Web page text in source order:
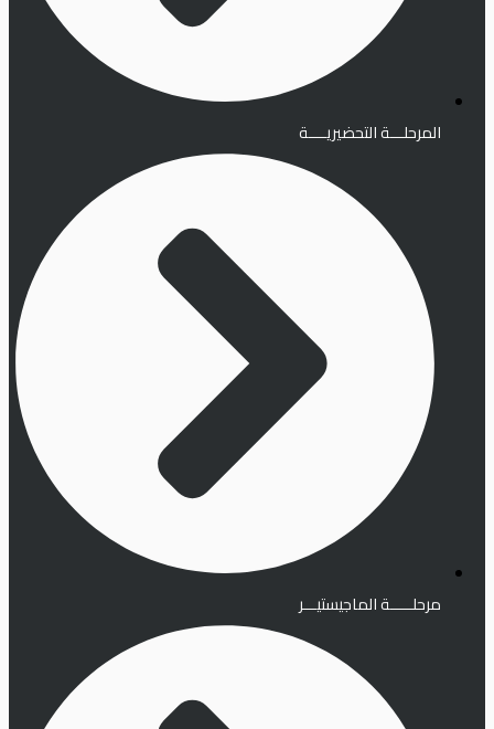
المرحلـــة التحضيريــــة
مرحلـــــة الماجيستيـــر